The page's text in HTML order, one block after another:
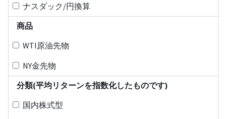
ナスダック/円換算
商品
WTI原油先物
NY金先物
分類(平均リターンを指数化したものです)
国内株式型